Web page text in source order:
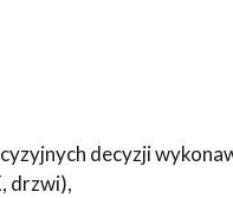
decyzji
drzwi),